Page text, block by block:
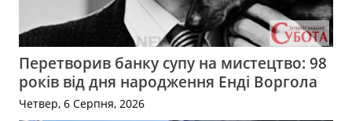
Перетворив банку супу на мистецтво: 98
років від дня народження Енді Воргола
Четвер, 6 Серпня, 2026